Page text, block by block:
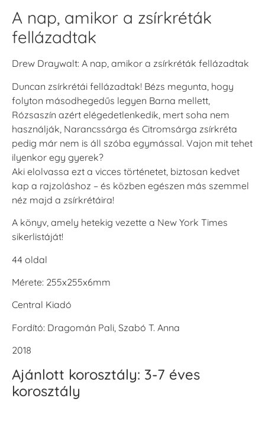
A nap, amikor a zsírkréták
fellázadtak
Drew Draywalt: A nap, amikor a zsírkréták fellázadtak
Duncan zsírkrétái fellázadtak! Bézs megunta, hogy
folyton másodhegedűs legyen Barna mellett,
Rózsaszín azért elégedetlenkedik, mert soha nem
használják, Narancssárga és Citromsárga zsírkréta
pedig már nem is áll szóba egymással. Vajon mit tehet
ilyenkor egy gyerek?
Aki elolvassa ezt a vicces történetet, biztosan kedvet
kap a rajzoláshoz – és közben egészen más szemmel
néz majd a zsírkrétáira!
A könyv, amely hetekig vezette a New York Times
sikerlistáját!
44 oldal
Mérete: 255x255x6mm
Central Kiadó
Fordító: Dragomán Pali, Szabó T. Anna
2018
Ajánlott korosztály: 3-7 éves
korosztály